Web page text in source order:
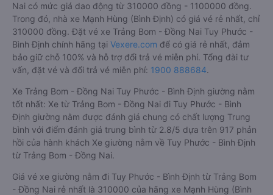
Nai có mức giá dao động từ 310000 đồng - 1100000 đồng.
Trong đó, nhà xe Mạnh Hùng (Bình Định) có giá vé rẻ nhất, chỉ
310000 đồng. Đặt vé xe Trảng Bom - Đồng Nai Tuy Phước -
Bình Định chính hãng tại Vexere.com để có giá rẻ nhất, đảm
bảo giữ chỗ 100% và hỗ trợ đổi trả vé miễn phí. Tổng đài tư
vấn, đặt vé và đổi trả vé miễn phí: 1900 888684.
Xe Trảng Bom - Đồng Nai Tuy Phước - Bình Định giường nằm
tốt nhất: Xe từ Trảng Bom - Đồng Nai đi Tuy Phước - Bình
Định giường nằm được đánh giá chung có chất lượng Trung
bình với điểm đánh giá trung bình từ 2.8/5 dựa trên 917 phản
hồi của hành khách Xe giường nằm về Tuy Phước - Bình Định
từ Trảng Bom - Đồng Nai.
Giá vé xe giường nằm đi Tuy Phước - Bình Định từ Trảng Bom
- Đồng Nai rẻ nhất là 310000 của hãng xe Mạnh Hùng (Bình